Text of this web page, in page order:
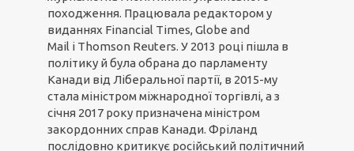
походження. Працювала редактором у
виданнях Financial Times, Globe and
Mail і Thomson Reuters. У 2013 році пішла в
політику й була обрана до парламенту
Канади від Ліберальної партії, в 2015-му
стала міністром міжнародної торгівлі, а з
січня 2017 року призначена міністром
закордонних справ Канади. Фріланд
послідовно критикує російський політичний